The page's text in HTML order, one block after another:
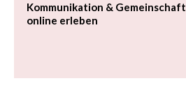
Kommunikation & Gemeinschaft
online erleben